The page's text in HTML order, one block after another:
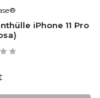
iPhone 11 Pro